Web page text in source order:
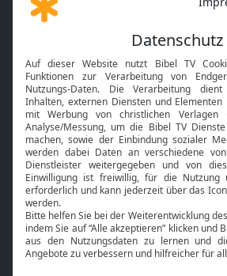
Gott und Bibel erklärt
Neuigkeiten
Bibel TV
Über uns
Jobs